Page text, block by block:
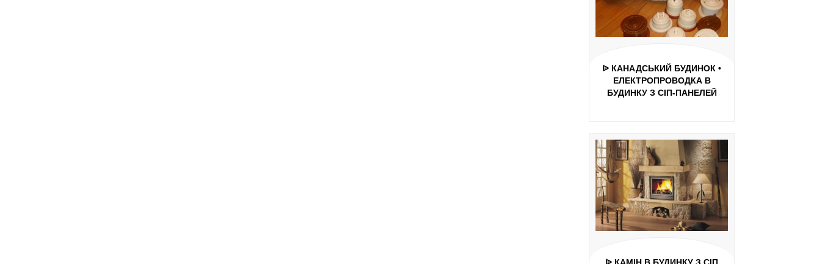
ᐉ КАНАДСЬКИЙ БУДИНОК •
ЕЛЕКТРОПРОВОДКА В
БУДИНКУ З СІП-ПАНЕЛЕЙ
ᐉ КАМІН В БУДИНКУ З СІП